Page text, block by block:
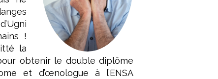
!
la
obtenir le double diplôme
et d’œnologue à l’ENSA